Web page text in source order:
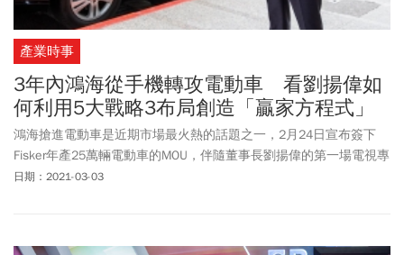
產業時事
3年內鴻海從手機轉攻電動車 看劉揚偉如
何利用5大戰略3布局創造「贏家方程式」
鴻海搶進電動車是近期市場最火熱的話題之一，2月24日宣布簽下
Fisker年產25萬輛電動車的MOU，伴隨董事長劉揚偉的第一場電視專
訪，熱度更加延燒，究竟劉揚偉的電動車大夢，背後的優勢與挑戰
日期：2021-03-03